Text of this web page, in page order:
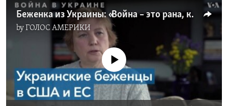
Беженка из Украины: «Война – это рана, которая все время кровоточит, и я не знаю, как эту кровь остановить».
byГОЛОС АМЕРИКИ
No media source currently available